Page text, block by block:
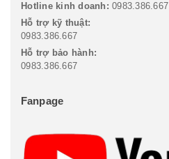
Hotline kinh doanh: 0983.386.667
Hỗ trợ kỹ thuật:
0983.386.667
Hỗ trợ bảo hành:
0983.386.667
Fanpage